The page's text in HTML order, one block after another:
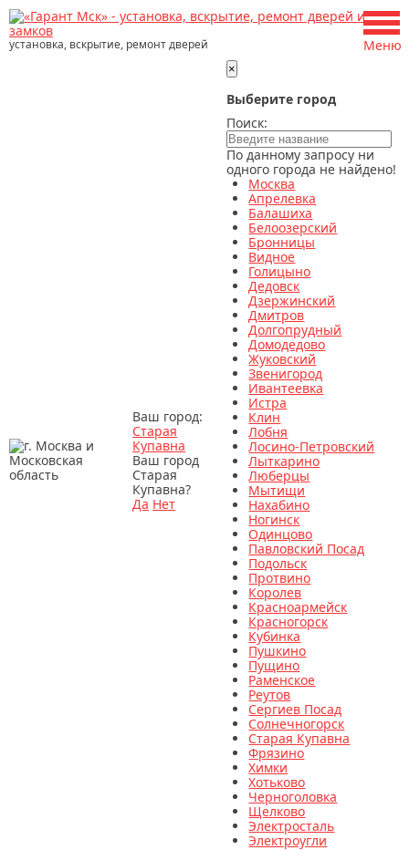
установка, вскрытие, ремонт дверей
Ваш город:
Старая
Купавна
Ваш город
Старая
Купавна?
Да Нет
×
Выберите город
Поиск:
По данному запросу ни
одного города не найдено!
Москва
Апрелевка
Балашиха
Белоозерский
Бронницы
Видное
Голицыно
Дедовск
Дзержинский
Дмитров
Долгопрудный
Домодедово
Жуковский
Звенигород
Ивантеевка
Истра
Клин
Лобня
Лосино-Петровский
Лыткарино
Люберцы
Мытищи
Нахабино
Ногинск
Одинцово
Павловский Посад
Подольск
Протвино
Королев
Красноармейск
Красногорск
Кубинка
Пушкино
Пущино
Раменское
Реутов
Сергиев Посад
Солнечногорск
Старая Купавна
Фрязино
Химки
Хотьково
Черноголовка
Щелково
Электросталь
Электроугли
Меню